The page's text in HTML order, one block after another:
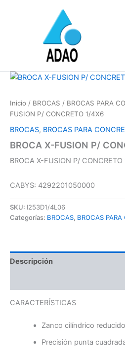
Inicio / BROCAS / BROCAS PARA
FUSION P/ CONCRETO 1/4X6
BROCAS, BROCAS PARA
BROCA X-FUSION P/
BROCA X-FUSION P/ CONCRETO
CABYS: 4292201050000
SKU: I253D1/4L06
Categorías: BROCAS, BROCAS PARA
Descripción
CARACTERÍSTICAS
Zanco cilíndrico
Precisión punta